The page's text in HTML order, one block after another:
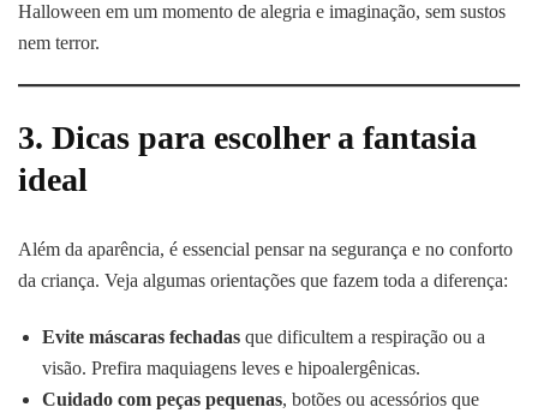
Halloween em um momento de alegria e imaginação, sem sustos
nem terror.
3. Dicas para escolher a fantasia
ideal
Além da aparência, é essencial pensar na segurança e no conforto
da criança. Veja algumas orientações que fazem toda a diferença:
Evite máscaras fechadas que dificultem a respiração ou a
visão. Prefira maquiagens leves e hipoalergênicas.
Cuidado com peças pequenas, botões ou acessórios que